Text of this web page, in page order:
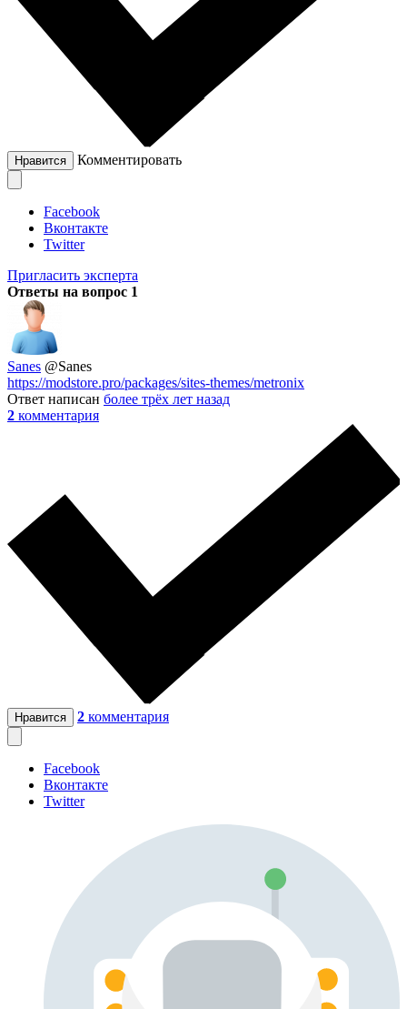
Нравится Комментировать
Facebook
Вконтакте
Twitter
Пригласить эксперта
Ответы на вопрос 1
Sanes @Sanes
https://modstore.pro/packages/sites-themes/metronix
Ответ написан более трёх лет назад
2 комментария
Нравится 2 комментария
Facebook
Вконтакте
Twitter